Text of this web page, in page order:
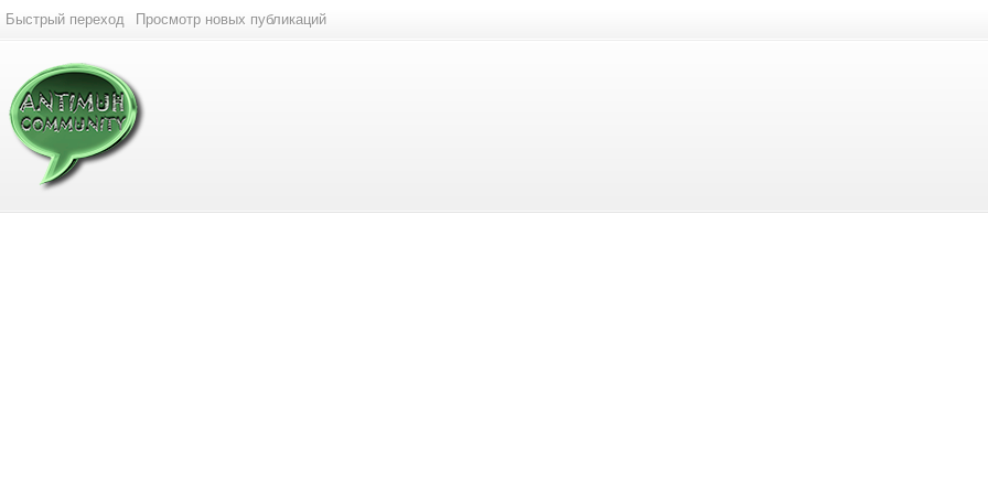
Быстрый переход Просмотр новых публикаций